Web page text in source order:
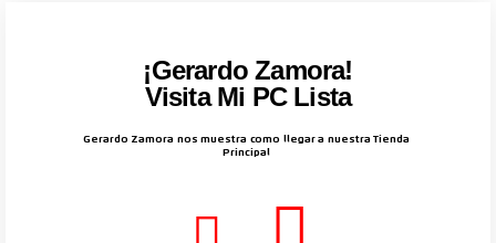
¡Gerardo Zamora!
Visita Mi PC Lista
Gerardo Zamora nos muestra como llegar a nuestra Tienda
Principal